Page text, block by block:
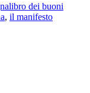
dei buoni
, il manifesto